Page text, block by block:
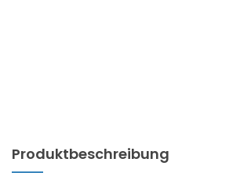
Produktbeschreibung